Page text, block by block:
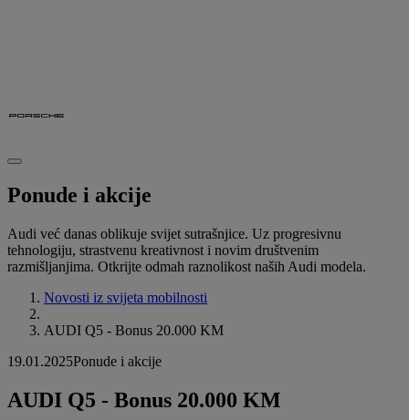
Ponude i akcije
Audi već danas oblikuje svijet sutrašnjice. Uz progresivnu
tehnologiju, strastvenu kreativnost i novim društvenim
razmišljanjima. Otkrijte odmah raznolikost naših Audi modela.
Novosti iz svijeta mobilnosti
AUDI Q5 - Bonus 20.000 KM
19.01.2025Ponude i akcije
AUDI Q5 - Bonus 20.000 KM